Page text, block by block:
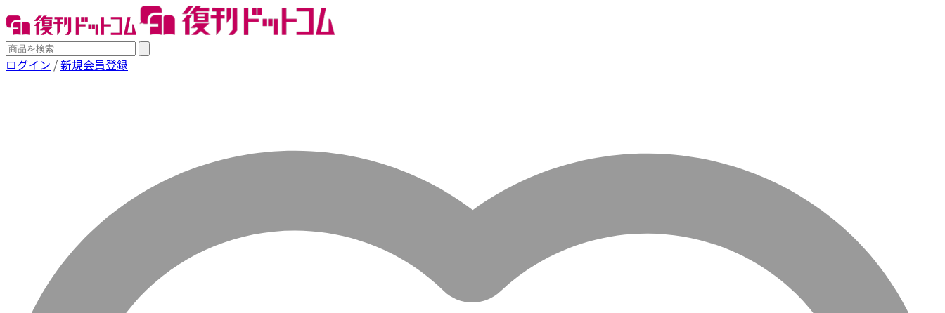
ログイン /新規会員登録